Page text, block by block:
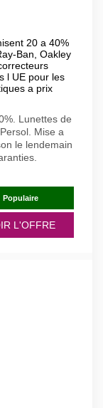
20 a 40%
Ban, Oakley
l UE pour les
a prix
Lunettes de
Mise a
le lendemain
Populaire
L'OFFRE